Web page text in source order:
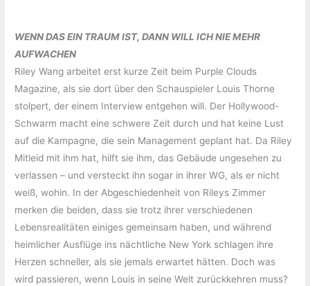
WENN DAS EIN TRAUM IST, DANN WILL ICH NIE MEHR
AUFWACHEN
Riley Wang arbeitet erst kurze Zeit beim Purple Clouds
Magazine, als sie dort über den Schauspieler Louis Thorne
stolpert, der einem Interview entgehen will. Der Hollywood-
Schwarm macht eine schwere Zeit durch und hat keine Lust
auf die Kampagne, die sein Management geplant hat. Da Riley
Mitleid mit ihm hat, hilft sie ihm, das Gebäude ungesehen zu
verlassen – und versteckt ihn sogar in ihrer WG, als er nicht
weiß, wohin. In der Abgeschiedenheit von Rileys Zimmer
merken die beiden, dass sie trotz ihrer verschiedenen
Lebensrealitäten einiges gemeinsam haben, und während
heimlicher Ausflüge ins nächtliche New York schlagen ihre
Herzen schneller, als sie jemals erwartet hätten. Doch was
wird passieren, wenn Louis in seine Welt zurückkehren muss?